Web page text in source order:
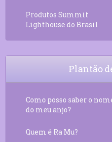
Produtos Summit
Lighthouse do Brasil
Plantão
Como posso saber o
do meu anjo?
Quem é Ra Mu?